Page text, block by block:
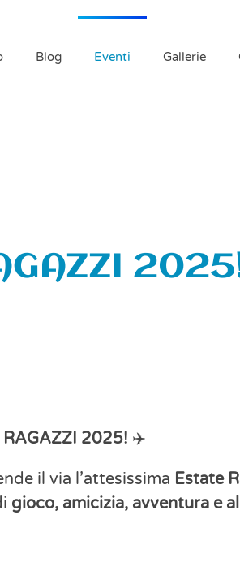
Blog Eventi Gallerie
RAGAZZI 2025! ✈️
il via l’attesissima Estate
gioco, amicizia, avventura e